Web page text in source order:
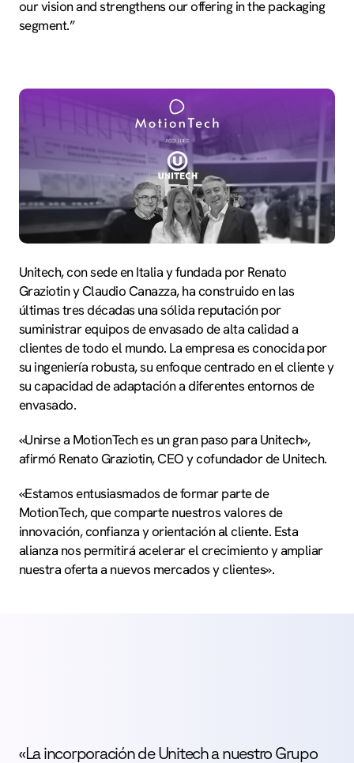
our vision and strengthens our offering in the packaging
segment.”
Unitech, con sede en Italia y fundada por Renato
Graziotin y Claudio Canazza, ha construido en las
últimas tres décadas una sólida reputación por
suministrar equipos de envasado de alta calidad a
clientes de todo el mundo. La empresa es conocida por
su ingeniería robusta, su enfoque centrado en el cliente y
su capacidad de adaptación a diferentes entornos de
envasado.
«Unirse a MotionTech es un gran paso para Unitech»,
afirmó Renato Graziotin, CEO y cofundador de Unitech.
«Estamos entusiasmados de formar parte de
MotionTech, que comparte nuestros valores de
innovación, confianza y orientación al cliente. Esta
alianza nos permitirá acelerar el crecimiento y ampliar
nuestra oferta a nuevos mercados y clientes».
«La incorporación de Unitech a nuestro Grupo